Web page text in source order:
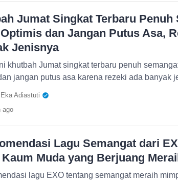
Jumat Singkat Terbaru Penuh
dan Jangan Putus Asa,
Jenisnya
khutbah Jumat singkat terbaru penuh
jangan putus asa karena rezeki ada banyak
Adiastuti
ago
Lagu Semangat dari
Muda yang Berjuang
lagu EXO tentang semangat meraih